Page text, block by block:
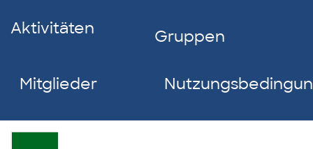
Aktivitäten
Gruppen
Mitglieder